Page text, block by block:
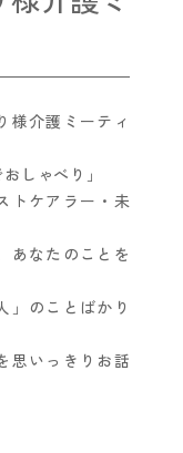
介護ミーティ
しゃべり」
トケアラー・未
あなたのことを
」のことばかり
思いっきりお話